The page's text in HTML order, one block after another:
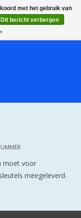
0 Artikelen - €0,00
moet voor
meegeleverd.
met het gebruik van
Dit bericht verbergen